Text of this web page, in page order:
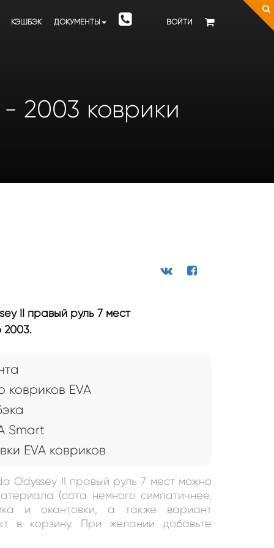
ВОЙТИ
КЭШБЭК ДОКУМЕНТЫ
2003 коврики
II правый руль 7 мест
2003.
EVA
Smart
EVA ковриков
Odyssey II правый руль 7 мест можно
(сота немного симпатичнее,
и окантовки, а также вариант
в корзину. При желании добавьте